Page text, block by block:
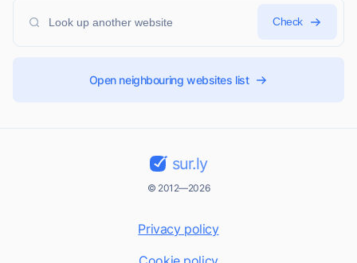
Check
Open neighbouring websites list
sur.ly
© 2012—2026
Privacy policy